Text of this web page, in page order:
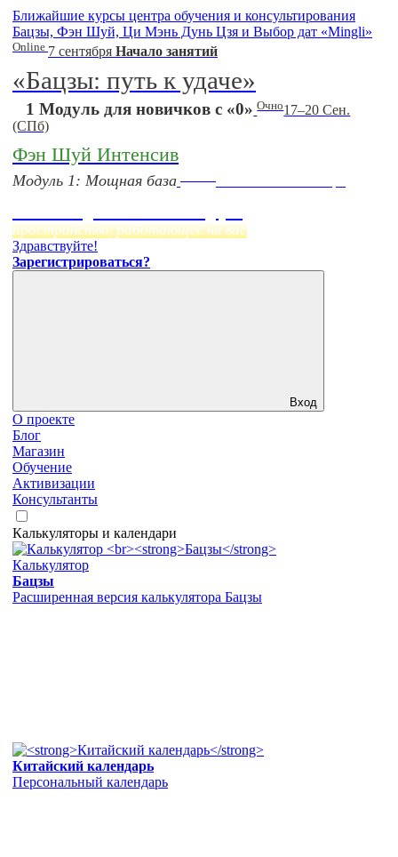
Ближайшие курсы центра обучения и консультирования
Бацзы, Фэн Шуй, Ци Мэнь Дунь Цзя и Выбор дат «Mingli»
Online 7 сентября Начало занятий
«Бацзы: путь к удаче»
1 Модуль для новичков с «0» Очно17–20 Сен.
(СПб)
Фэн Шуй Интенсив
Модуль 1: Мощная база
пространство, работающее на вас
Здравствуйте!
Зарегистрироваться?
Вход
О проекте
Блог
Магазин
Обучение
Активизации
Консультанты
Калькуляторы и календари
Калькулятор
Бацзы
Расширенная версия калькулятора Бацзы
Китайский календарь
Персональный календарь